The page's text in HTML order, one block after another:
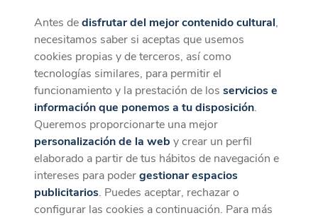
CaixaForum+
La mejor experiencia desde la App
Descargar
Antes dedisfrutar del mejor contenido cultural,
necesitamos saber si aceptas que usemos
cookies propias y de terceros, así como
tecnologías similares, para permitir el
funcionamiento y la prestación de losservicios e
información que ponemos a tu disposición.
Queremos proporcionarte una mejor
personalización de la web y crear un perfil
elaborado a partir de tus hábitos de navegación e
intereses para podergestionar espacios
publicitarios. Puedes aceptar, rechazar o
configurar las cookies a continuación. Para más